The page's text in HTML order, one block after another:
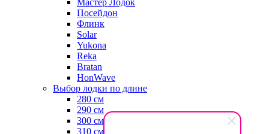
Посейдон
Флинк
Solar
Yukona
Reka
Bratan
HonWave
Выбор лодки по длине
280 см
290 см
300 см
310 см